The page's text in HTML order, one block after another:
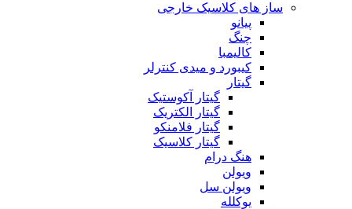
ساز های کلاسیک خارجی
پیانو
چنگ
کالیمبا
کیبورد و میدی کنترلر
گیتار
گیتار آکوستیک
گیتار الکتریک
گیتار فلامنکو
گیتار کلاسیک
هنگ درام
ویولن
ویولن سل
یوکلله